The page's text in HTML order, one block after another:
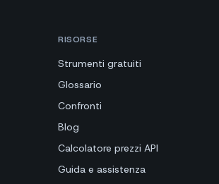
RISORSE
Strumenti gratuiti
Glossario
Confronti
Blog
Calcolatore prezzi API
Guida e assistenza